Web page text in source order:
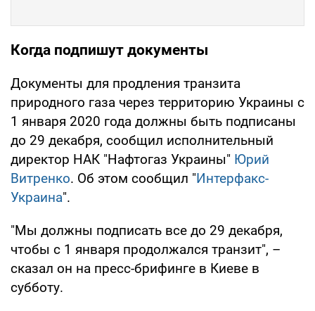
Когда подпишут документы
Документы для продления транзита
природного газа через территорию Украины с
1 января 2020 года должны быть подписаны
до 29 декабря, сообщил исполнительный
директор НАК "Нафтогаз Украины" Юрий
Витренко. Об этом сообщил "Интерфакс-
Украина".
"Мы должны подписать все до 29 декабря,
чтобы с 1 января продолжался транзит", –
сказал он на пресс-брифинге в Киеве в
субботу.